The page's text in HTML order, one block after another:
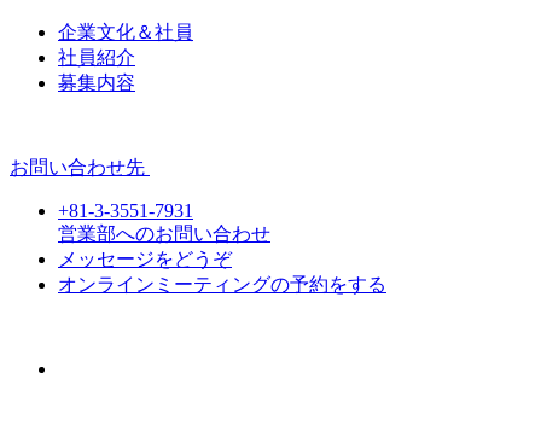
企業文化＆社員
社員紹介
募集内容
お問い合わせ先
+81-3-3551-7931
営業部へのお問い合わせ
メッセージをどうぞ
オンラインミーティングの予約をする